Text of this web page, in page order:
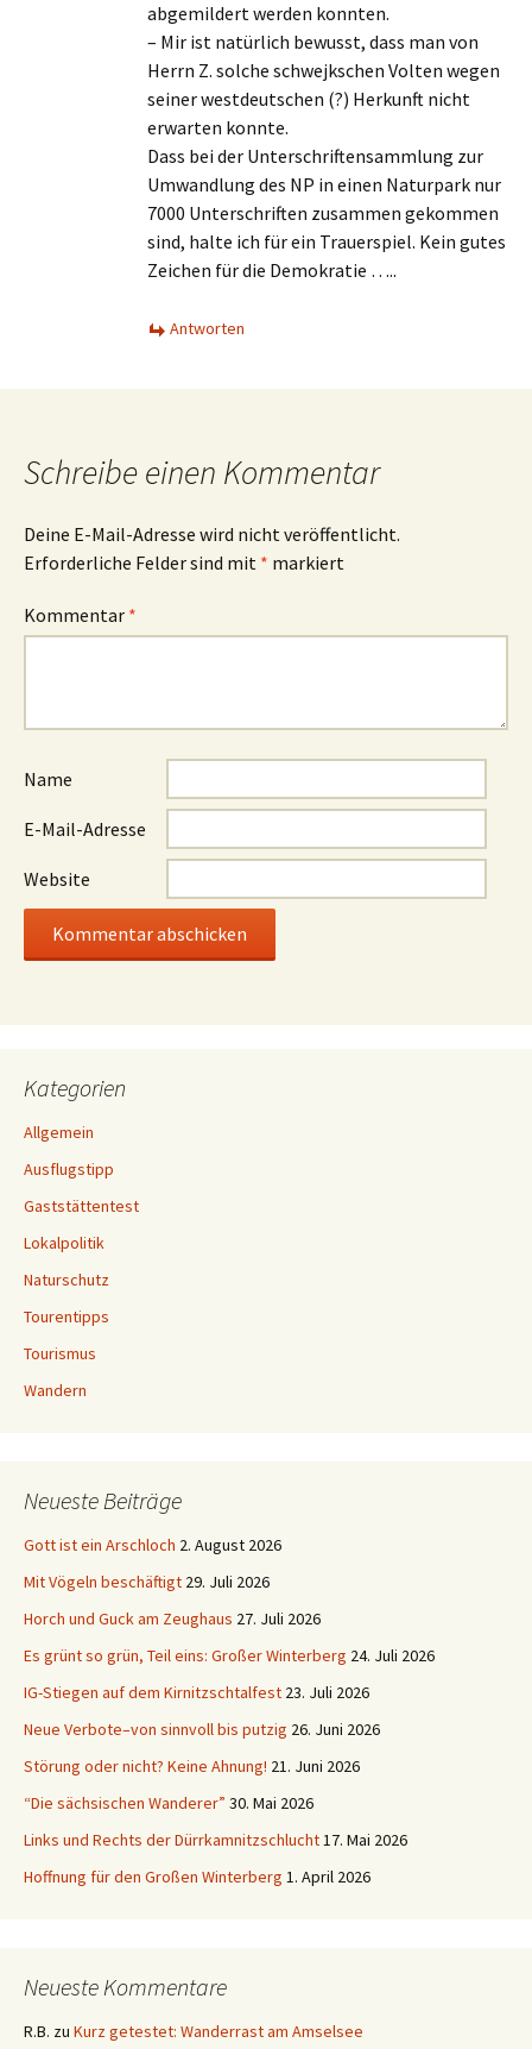
abgemildert werden konnten.
– Mir ist natürlich bewusst, dass man von
Herrn Z. solche schwejkschen Volten wegen
seiner westdeutschen (?) Herkunft nicht
erwarten konnte.
Dass bei der Unterschriftensammlung zur
Umwandlung des NP in einen Naturpark nur
7000 Unterschriften zusammen gekommen
sind, halte ich für ein Trauerspiel. Kein gutes
Zeichen für die Demokratie …..
Antworten
Schreibe einen Kommentar
Deine E-Mail-Adresse wird nicht veröffentlicht.
Erforderliche Felder sind mit * markiert
Kommentar *
Name
E-Mail-Adresse
Website
Kategorien
Allgemein
Ausflugstipp
Gaststättentest
Lokalpolitik
Naturschutz
Tourentipps
Tourismus
Wandern
Neueste Beiträge
Gott ist ein Arschloch 2. August 2026
Mit Vögeln beschäftigt 29. Juli 2026
Horch und Guck am Zeughaus 27. Juli 2026
Es grünt so grün, Teil eins: Großer Winterberg 24. Juli 2026
IG-Stiegen auf dem Kirnitzschtalfest 23. Juli 2026
Neue Verbote–von sinnvoll bis putzig 26. Juni 2026
Störung oder nicht? Keine Ahnung! 21. Juni 2026
“Die sächsischen Wanderer” 30. Mai 2026
Links und Rechts der Dürrkamnitzschlucht17. Mai 2026
Hoffnung für den Großen Winterberg 1. April 2026
Neueste Kommentare
R.B. zu Kurz getestet: Wanderrast am Amselsee